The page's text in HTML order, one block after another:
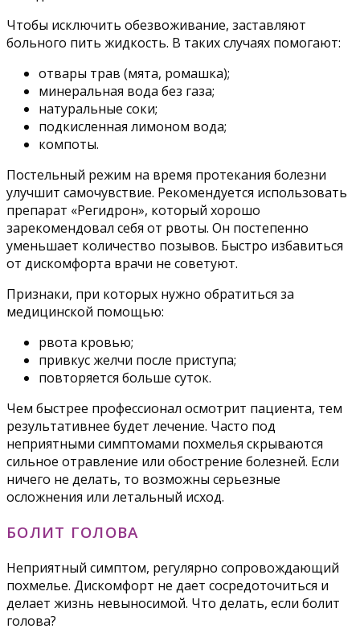
Чтобы исключить обезвоживание, заставляют
больного пить жидкость. В таких случаях помогают:
отвары трав (мята, ромашка);
минеральная вода без газа;
натуральные соки;
подкисленная лимоном вода;
компоты.
Постельный режим на время протекания болезни
улучшит самочувствие. Рекомендуется использовать
препарат «Регидрон», который хорошо
зарекомендовал себя от рвоты. Он постепенно
уменьшает количество позывов. Быстро избавиться
от дискомфорта врачи не советуют.
Признаки, при которых нужно обратиться за
медицинской помощью:
рвота кровью;
привкус желчи после приступа;
повторяется больше суток.
Чем быстрее профессионал осмотрит пациента, тем
результативнее будет лечение. Часто под
неприятными симптомами похмелья скрываются
сильное отравление или обострение болезней. Если
ничего не делать, то возможны серьезные
осложнения или летальный исход.
БОЛИТ ГОЛОВА
Неприятный симптом, регулярно сопровождающий
похмелье. Дискомфорт не дает сосредоточиться и
делает жизнь невыносимой. Что делать, если болит
голова?